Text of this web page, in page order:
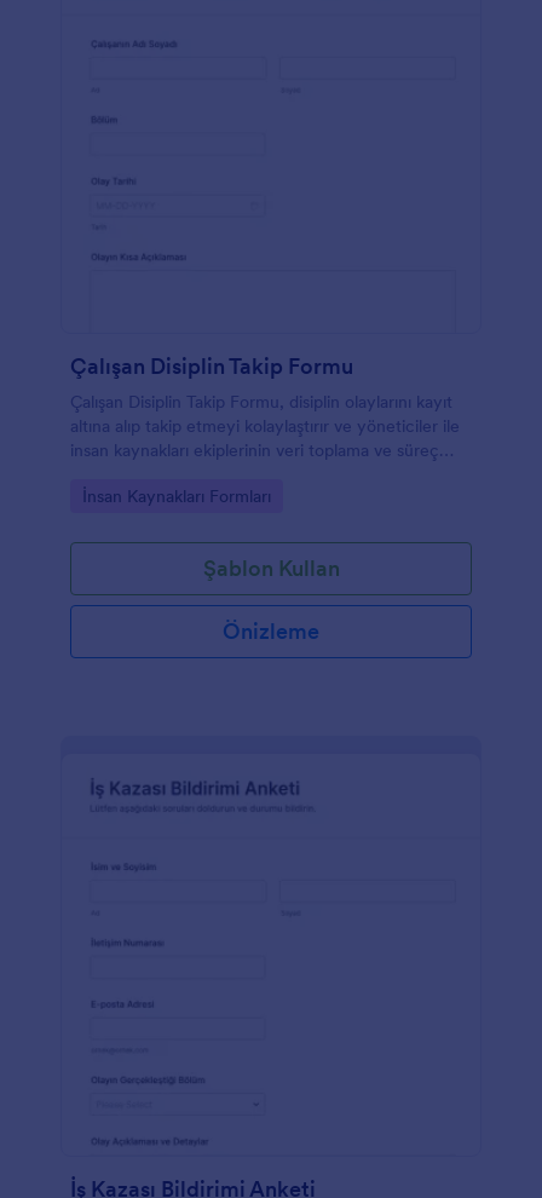
Çalışan Disiplin Takip Formu
Çalışan Disiplin Takip Formu, disiplin olaylarını kayıt
altına alıp takip etmeyi kolaylaştırır ve yöneticiler ile
insan kaynakları ekiplerinin veri toplama ve süreç
Go to Category:
İnsan Kaynakları Formları
Şablon Kullan
Önizleme
İş Kazası Bildirimi Anketi